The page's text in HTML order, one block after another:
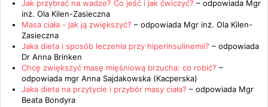
Jak przybrać na wadze? Co jeść i jak ćwiczyć? – odpowiada Mgr
inż. Ola Kilen-Zasieczna
Masa ciała - jak ją zwiększyć? – odpowiada Mgr inż. Ola Kilen-
Zasieczna
Jaka dieta i sposób leczenia przy hiperinsulinemii? – odpowiada
Dr Anna Brinken
Chcę zwiększyć masę mięśniową brzucha: co robić? –
odpowiada mgr Anna Sajdakowska (Kacperska)
Jaka dieta na przytycie i przybór masy ciała? – odpowiada Mgr
Beata Bondyra